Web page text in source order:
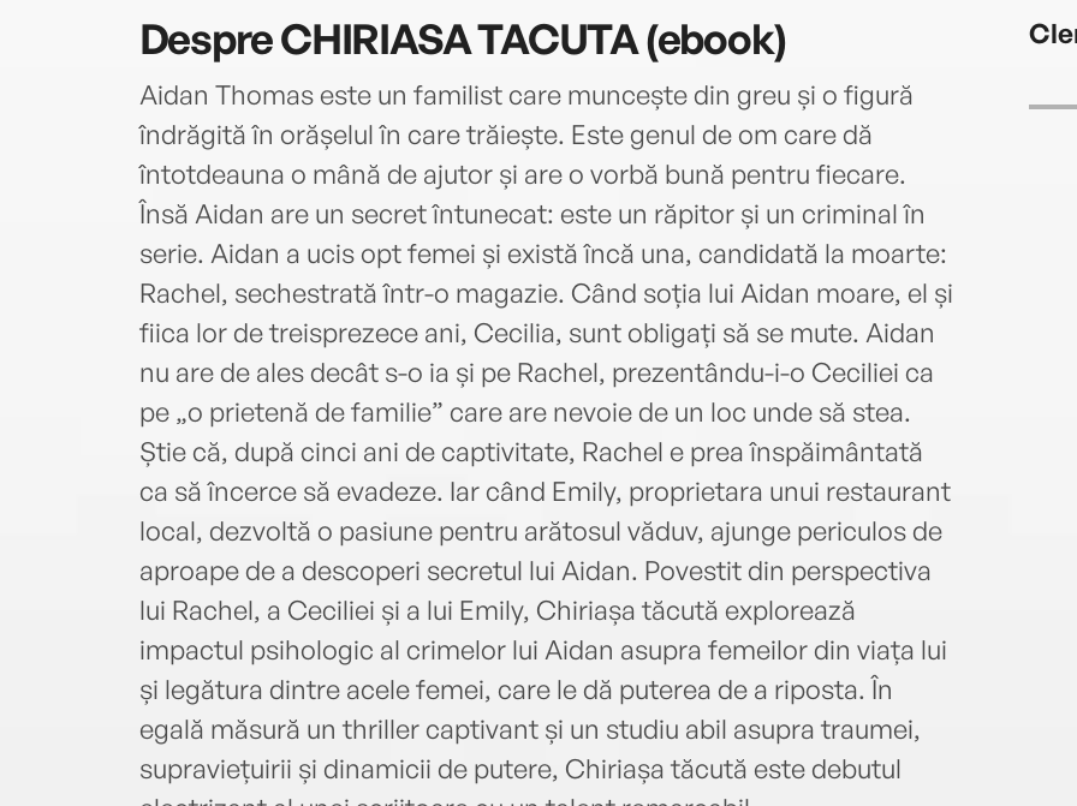
DespreCHIRIASA TACUTA (ebook)
Aidan Thomas este un familist care muncește din greu și o figură
îndrăgită în orășelul în care trăiește. Este genul de om care dă
întotdeauna o mână de ajutor și are o vorbă bună pentru fiecare.
Însă Aidan are un secret întunecat: este un răpitor și un criminal în
serie. Aidan a ucis opt femei și există încă una, candidată la moarte:
Rachel, sechestrată într-o magazie. Când soția lui Aidan moare, el și
fiica lor de treisprezece ani, Cecilia, sunt obligați să se mute. Aidan
nu are de ales decât s-o ia și pe Rachel, prezentându-i-o Ceciliei ca
pe „o prietenă de familie” care are nevoie de un loc unde să stea.
Știe că, după cinci ani de captivitate, Rachel e prea înspăimântată
ca să încerce să evadeze. Iar când Emily, proprietara unui restaurant
local, dezvoltă o pasiune pentru arătosul văduv, ajunge periculos de
aproape de a descoperi secretul lui Aidan. Povestit din perspectiva
lui Rachel, a Ceciliei și a lui Emily, Chiriașa tăcută explorează
impactul psihologic al crimelor lui Aidan asupra femeilor din viața lui
și legătura dintre acele femei, care le dă puterea de a riposta. În
egală măsură un thriller captivant și un studiu abil asupra traumei,
supraviețuirii și dinamicii de putere, Chiriașa tăcută este debutul